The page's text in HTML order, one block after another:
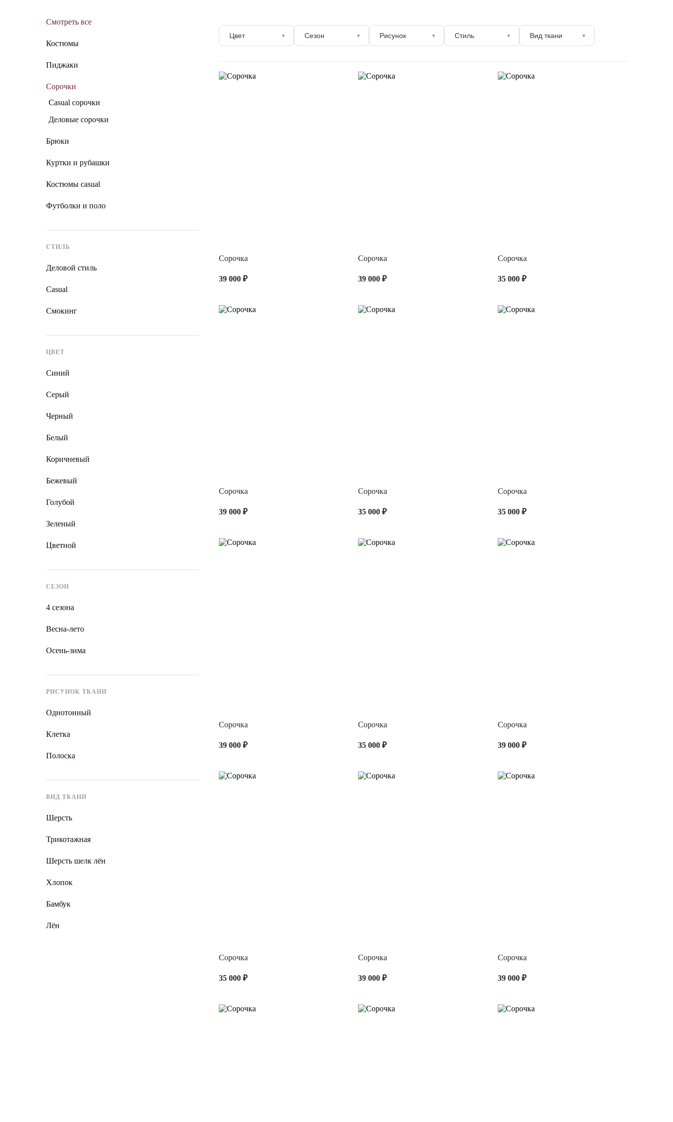
Смотреть все
Костюмы
Пиджаки
Сорочки
Casual сорочки
Деловые сорочки
Брюки
Куртки и рубашки
Костюмы casual
Футболки и поло
СТИЛЬ
Деловой стиль
Casual
Смокинг
ЦВЕТ
Синий
Серый
Черный
Белый
Коричневый
Бежевый
Голубой
Зеленый
Цветной
СЕЗОН
4 сезона
Весна-лето
Осень-зима
РИСУНОК ТКАНИ
Однотонный
Клетка
Полоска
ВИД ТКАНИ
Шерсть
Трикотажная
Шерсть шелк лён
Хлопок
Бамбук
Лён
Цвет ▼ Сезон ▼ Рисунок ▼ Стиль ▼ Вид ткани ▼
Сорочка
39 000 ₽
Сорочка
39 000 ₽
Сорочка
35 000 ₽
Сорочка
39 000 ₽
Сорочка
35 000 ₽
Сорочка
35 000 ₽
Сорочка
39 000 ₽
Сорочка
35 000 ₽
Сорочка
39 000 ₽
Сорочка
35 000 ₽
Сорочка
39 000 ₽
Сорочка
39 000 ₽